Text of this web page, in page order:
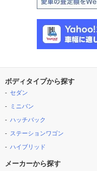
ボディタイプから探す
セダン
ミニバン
ハッチバック
ステーションワゴン
ハイブリッド
メーカーから探す